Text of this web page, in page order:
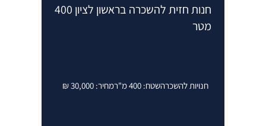
חנות חזית להשכרה בראשון לציון 400
חנויות להשכרהשטח: 400 מ"ר מחיר: 30,000 ₪